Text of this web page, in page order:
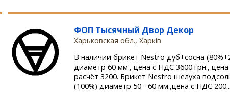
ФОП Тысячный Двор Декор
Харьковская обл., Харків
В наличии брикет Nestro дуб+сосна
диаметр 60 мм., цена с НДС 3600 грн.,
расчёт 3200. Брикет Nestro шелуха
(100%) диаметр 50 - 60 мм.,цена с НДС 200...